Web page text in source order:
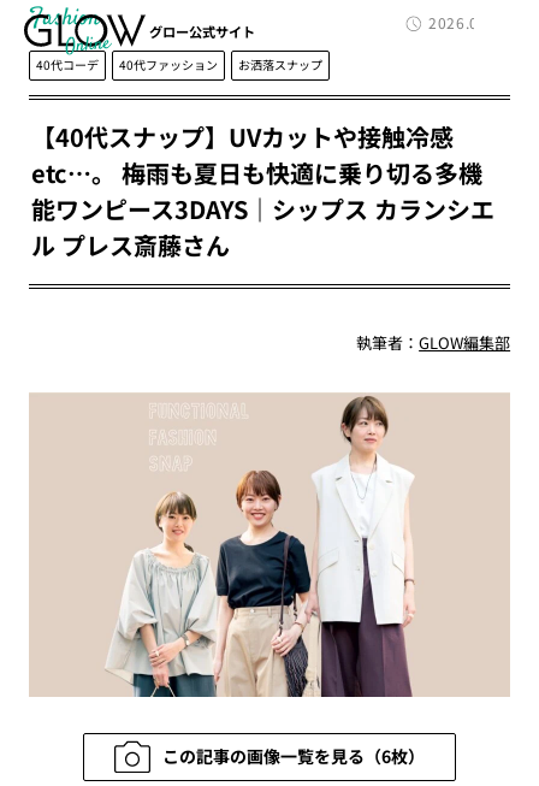
グロー公式サイト 2026.06.15
Fashion
40代コーデ 40代ファッション お洒落スナップ
【40代スナップ】UVカットや接触冷感
etc…。 梅雨も夏日も快適に乗り切る多機
能ワンピース3DAYS｜シップス カランシエ
ル プレス斎藤さん
執筆者：GLOW編集部
この記事の画像一覧を見る（6枚）